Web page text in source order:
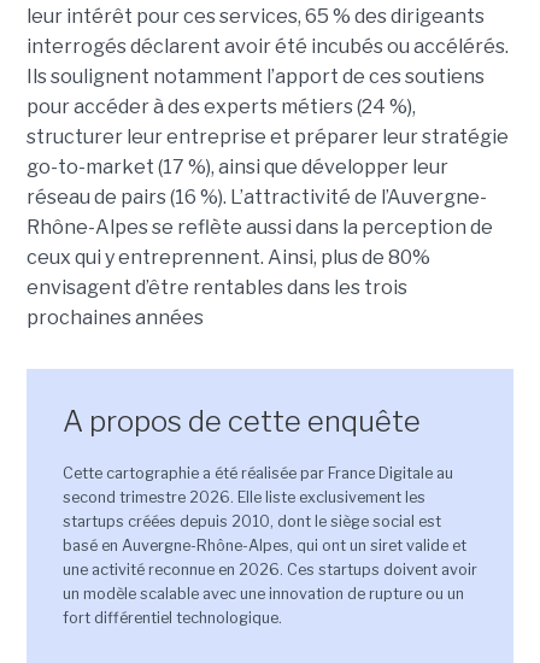
leur intérêt pour ces services, 65 % des dirigeants
interrogés déclarent avoir été incubés ou accélérés.
Ils soulignent notamment l’apport de ces soutiens
pour accéder à des experts métiers (24 %),
structurer leur entreprise et préparer leur stratégie
go-to-market (17 %), ainsi que développer leur
réseau de pairs (16 %). L’attractivité de l’Auvergne-
Rhône-Alpes se reflète aussi dans la perception de
ceux qui y entreprennent. Ainsi, plus de 80%
envisagent d’être rentables dans les trois
prochaines années
A propos de cette enquête
Cette cartographie a été réalisée par France Digitale au
second trimestre 2026. Elle liste exclusivement les
startups créées depuis 2010, dont le siège social est
basé en Auvergne-Rhône-Alpes, qui ont un siret valide et
une activité reconnue en 2026. Ces startups doivent avoir
un modèle scalable avec une innovation de rupture ou un
fort différentiel technologique.